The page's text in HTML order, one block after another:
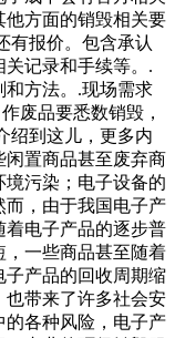
他方面的销毁相关要
有报价。包含承认
记录和手续等。.
方法。.现场需求
废品要悉数销毁，
绍到这儿，更多内
闲置商品甚至废弃商
污染；电子设备的
而，由于我国电子产
着电子产品的逐步普
，一些商品甚至随着
子产品的回收周期缩
也带来了许多社会安
的各种风险，电子产